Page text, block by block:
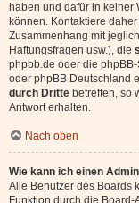
haben und dafür in keiner
können. Kontaktiere
Zusammenhang mit
Haftungsfragen usw.), die
phpbb.de oder die
oder phpBB Deutschland
durch Dritte betreffen, so
Antwort erhalten.
Nach oben
Wie kann ich einen
Alle Benutzer des Boards
Funktion durch die Board-